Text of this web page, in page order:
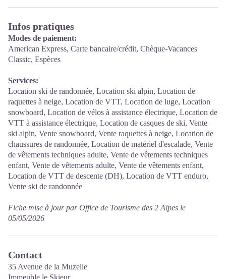
Infos pratiques
Modes de paiement:
American Express, Carte bancaire/crédit, Chèque-Vacances
Classic, Espèces
Services:
Location ski de randonnée, Location ski alpin, Location de
raquettes à neige, Location de VTT, Location de luge, Location
snowboard, Location de vélos à assistance électrique, Location de
VTT à assistance électrique, Location de casques de ski, Vente
ski alpin, Vente snowboard, Vente raquettes à neige, Location de
chaussures de randonnée, Location de matériel d'escalade, Vente
de vêtements techniques adulte, Vente de vêtements techniques
enfant, Vente de vêtements adulte, Vente de vêtements enfant,
Location de VTT de descente (DH), Location de VTT enduro,
Vente ski de randonnée
Fiche mise à jour par Office de Tourisme des 2 Alpes le
05/05/2026
Contact
35 Avenue de la Muzelle
Immeuble le Skieur